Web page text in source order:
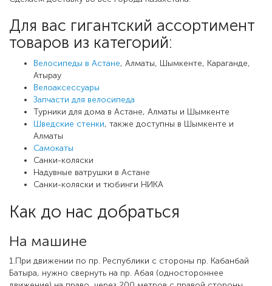
Сделаем доставку во все города Казахстана!
Для вас гигантский ассортимент
товаров из категорий:
Велосипеды в Астане , Алматы, Шымкенте, Караганде,
Атырау
Велоаксессуары
Запчасти для велосипеда
Турники для дома в Астане, Алматы и Шымкенте
Шведские стенки , также доступны в Шымкенте и
Алматы
Самокаты
Санки-коляски
Надувные ватрушки в Астане
Как до нас добраться
На машине
1.При движении по пр. Республики с стороны пр. Кабанбай
Батыра, нужно свернуть на пр. Абая (одностороннее